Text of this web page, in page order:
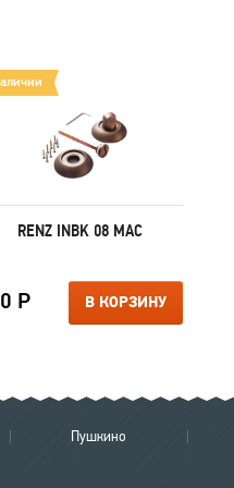
RENZ INBK 08 MAC
Р В КОРЗИНУ
Пушкино